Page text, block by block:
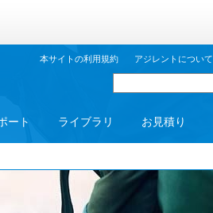
本サイトの利用規約 アジレントについて
ート ライブラリ お見積り